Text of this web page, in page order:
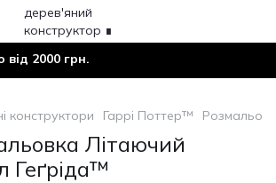
2000 грн.
конструктори Гаррі Поттер™
Літаючий
Геґріда™